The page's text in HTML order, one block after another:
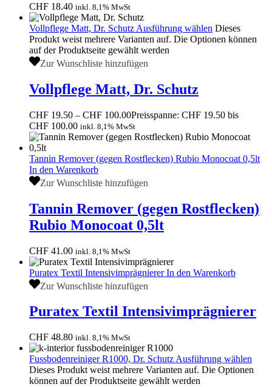
CHF 18.40 inkl. 8,1% MwSt
Vollpflege Matt, Dr. Schutz Ausführung wählen Dieses
Produkt weist mehrere Varianten auf. Die Optionen können
auf der Produktseite gewählt werden
Zur Wunschliste hinzufügen
Vollpflege Matt, Dr. Schutz
CHF 19.50 – CHF 100.00Preisspanne: CHF 19.50 bis
CHF 100.00 inkl. 8,1% MwSt
Tannin Remover (gegen Rostflecken) Rubio Monocoat 0,5lt
In den Warenkorb
Zur Wunschliste hinzufügen
Tannin Remover (gegen Rostflecken)
Rubio Monocoat 0,5lt
CHF 41.00 inkl. 8,1% MwSt
Puratex Textil Intensivimprägnierer In den Warenkorb
Zur Wunschliste hinzufügen
Puratex Textil Intensivimprägnierer
CHF 48.80 inkl. 8,1% MwSt
Fussbodenreiniger R1000, Dr. Schutz Ausführung wählen
Dieses Produkt weist mehrere Varianten auf. Die Optionen
können auf der Produktseite gewählt werden